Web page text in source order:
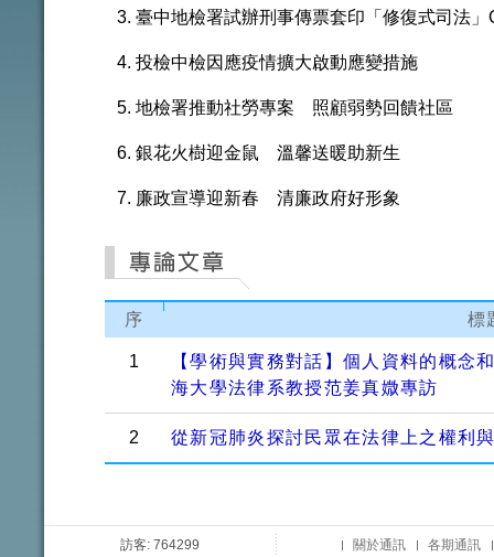
臺中地檢署試辦刑事傳票套印「修復式司法」
投檢中檢因應疫情擴大啟動應變措施
地檢署推動社勞專案 照顧弱勢回饋社區
銀花火樹迎金鼠 溫馨送暖助新生
廉政宣導迎新春 清廉政府好形象
序 標
1
【學術與實務對話】個人資料的概念
海大學法律系教授范姜真媺專訪
2 從新冠肺炎探討民眾在法律上之權利
訪客: 764299 關於通訊 各期通訊